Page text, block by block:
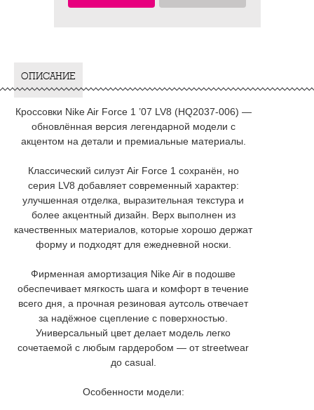
ОПИСАНИЕ
Кроссовки Nike Air Force 1 ’07 LV8 (HQ2037-006) —
обновлённая версия легендарной модели с
акцентом на детали и премиальные материалы.
Классический силуэт Air Force 1 сохранён, но
серия LV8 добавляет современный характер:
улучшенная отделка, выразительная текстура и
более акцентный дизайн. Верх выполнен из
качественных материалов, которые хорошо держат
форму и подходят для ежедневной носки.
Фирменная амортизация Nike Air в подошве
обеспечивает мягкость шага и комфорт в течение
всего дня, а прочная резиновая аутсоль отвечает
за надёжное сцепление с поверхностью.
Универсальный цвет делает модель легко
сочетаемой с любым гардеробом — от streetwear
до casual.
Особенности модели: